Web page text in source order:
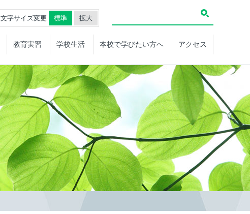
文字サイズ変更 標準 拡大
教育実習 学校生活 本校で学びたい方へ アクセス